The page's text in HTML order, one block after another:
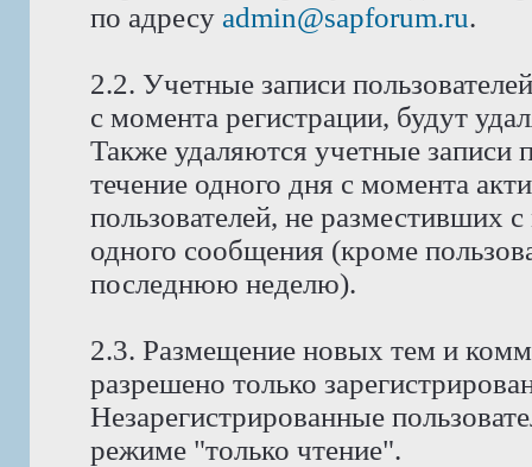
по адресу admin@sapforum.ru.
2.2. Учетные записи
с момента регистрации, будут
Также удаляются учетные записи
течение одного дня с момента
пользователей, не разместивших
одного сообщения (кроме
последнюю неделю).
2.3. Размещение новых тем и
разрешено только
Незарегистрированные
режиме "только чтение".